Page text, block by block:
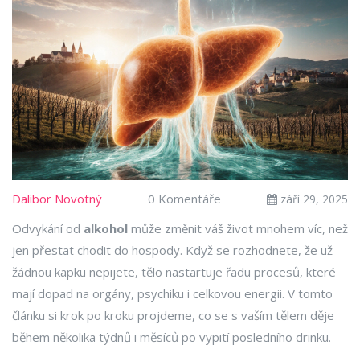
Dalibor Novotný 0 Komentáře září 29, 2025
Odvykání od alkohol může změnit váš život mnohem víc, než
jen přestat chodit do hospody. Když se rozhodnete, že už
žádnou kapku nepijete, tělo nastartuje řadu procesů, které
mají dopad na orgány, psychiku i celkovou energii. V tomto
článku si krok po kroku projdeme, co se s vaším tělem děje
během několika týdnů i měsíců po vypití posledního drinku.